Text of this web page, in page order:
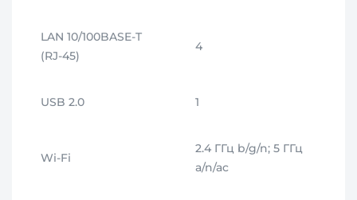
LAN 10/100BASE‑T
(RJ‑45)
4
USB 2.0 1
Wi‑Fi
2.4 ГГц b/g/n; 5 ГГц
a/n/ac